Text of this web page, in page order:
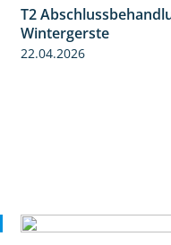
T2
Wintergerste
22.04.2026